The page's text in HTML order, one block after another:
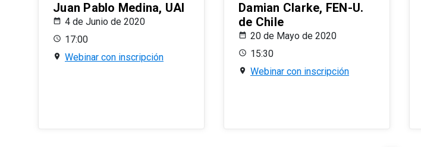
Juan Pablo Medina, UAI
4 de Junio de 2020
17:00
Webinar con inscripción
Damian Clarke, FEN-U.
de Chile
20 de Mayo de 2020
15:30
Webinar con inscripción